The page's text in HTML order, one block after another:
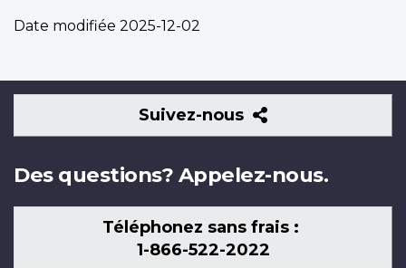
Date modifiée 2025-12-02
Suivez-nous
Suivez-
nous
Des questions? Appelez-nous.
Téléphonez sans frais :
1-866-522-2022